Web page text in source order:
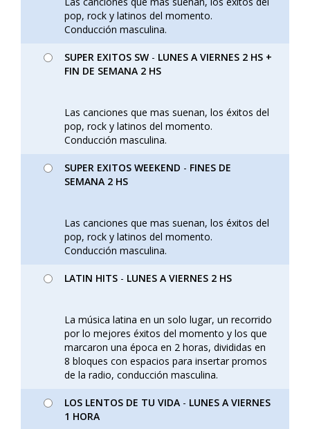
pop, rock y latinos del momento.
Conducción masculina.
SUPER EXITOS SW - LUNES A VIERNES 2 HS +
FIN DE SEMANA 2 HS
Las canciones que mas suenan, los éxitos del
pop, rock y latinos del momento.
Conducción masculina.
SUPER EXITOS WEEKEND - FINES DE
SEMANA 2 HS
Las canciones que mas suenan, los éxitos del
pop, rock y latinos del momento.
Conducción masculina.
LATIN HITS - LUNES A VIERNES 2 HS
La música latina en un solo lugar, un recorrido
por lo mejores éxitos del momento y los que
marcaron una época en 2 horas, divididas en
8 bloques con espacios para insertar promos
de la radio, conducción masculina.
LOS LENTOS DE TU VIDA - LUNES A VIERNES
1 HORA